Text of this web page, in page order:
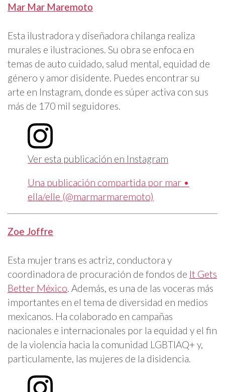
Mar Mar Maremoto
Esta ilustradora y diseñadora chilanga realiza
murales e ilustraciones. Su obra se enfoca en
temas de auto cuidado, salud mental, equidad de
género y amor disidente. Puedes encontrar su
arte en Instagram, donde es súper activa con sus
más de 170 mil seguidores.
Ver esta publicación en Instagram
Una publicación compartida por mar •
ella/elle (@marmarmaremoto)
Zoe Joffre
Esta mujer trans es actriz, conductora y
coordinadora de procuración de fondos de It Gets
Better México. Además, es una de las voceras más
importantes en el tema de diversidad en medios
mexicanos. Ha colaborado en campañas
nacionales e internacionales por la equidad y el fin
de la violencia hacia la comunidad LGBTIAQ+ y,
particulamente, las mujeres de la disidencia.